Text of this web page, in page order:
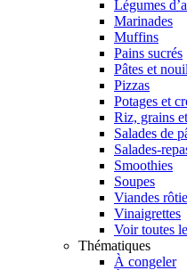
Légumes
Marinades
Muffins
Pains sucrés
Pâtes et
Pizzas
Potages et
Riz, grains
Salades de
Salades-
Smoothies
Soupes
Viandes
Vinaigrettes
Voir toutes
Thématiques
À congeler